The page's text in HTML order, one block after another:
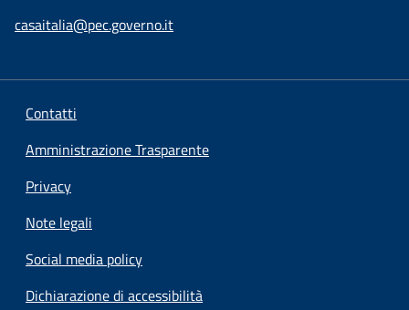
casaitalia@pec.governo.it
Contatti
Amministrazione Trasparente
Privacy
Note legali
Social media policy
Dichiarazione di accessibilità